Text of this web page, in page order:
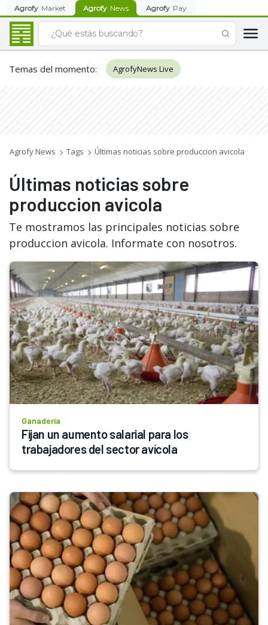
Agrofy Market Agrofy News Agrofy Pay
Temas del momento: AgrofyNews Live
Agrofy News Tags Últimas noticias sobre produccion avicola
Últimas noticias sobre
produccion avicola
Te mostramos las principales noticias sobre
produccion avicola. Informate con nosotros.
Ganadería
Fijan un aumento salarial para los
trabajadores del sector avícola